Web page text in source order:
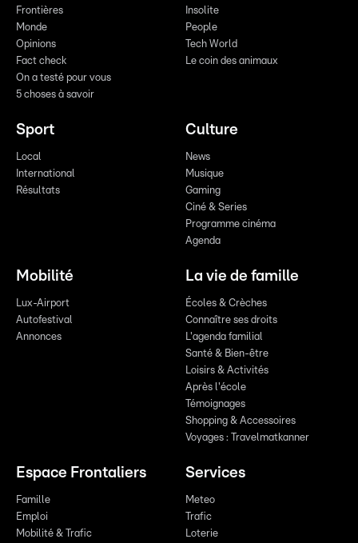
Frontières
Monde
Opinions
Fact check
On a testé pour vous
5 choses à savoir
Insolite
People
Tech World
Le coin des animaux
Sport
Local
International
Résultats
Culture
News
Musique
Gaming
Ciné & Series
Programme cinéma
Agenda
Mobilité
Lux-Airport
Autofestival
Annonces
La vie de famille
Écoles & Crèches
Connaître ses droits
L'agenda familial
Santé & Bien-être
Loisirs & Activités
Après l'école
Témoignages
Shopping & Accessoires
Voyages : Travelmatkanner
Espace Frontaliers
Famille
Emploi
Mobilité & Trafic
Services
Meteo
Trafic
Loterie